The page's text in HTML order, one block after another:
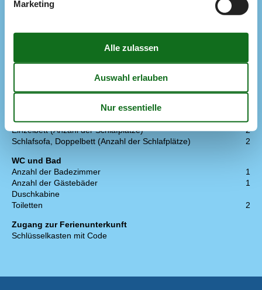
Kühlschrank
1
1
Anzahl der Fernseher
1
Schlafverhältnisse
Anzahl der Schlafzimmer
Doppelbett (Anzahl der Schlafplätze)
6
Einzelbett (Anzahl der Schlafplätze)
2
Schlafsofa, Doppelbett (Anzahl der Schlafplätze)
2
WC und Bad
Anzahl der Badezimmer
1
Anzahl der Gästebäder
1
Duschkabine
Toiletten
2
Zugang zur Ferienunterkunft
Schlüsselkasten mit Code
Marketing